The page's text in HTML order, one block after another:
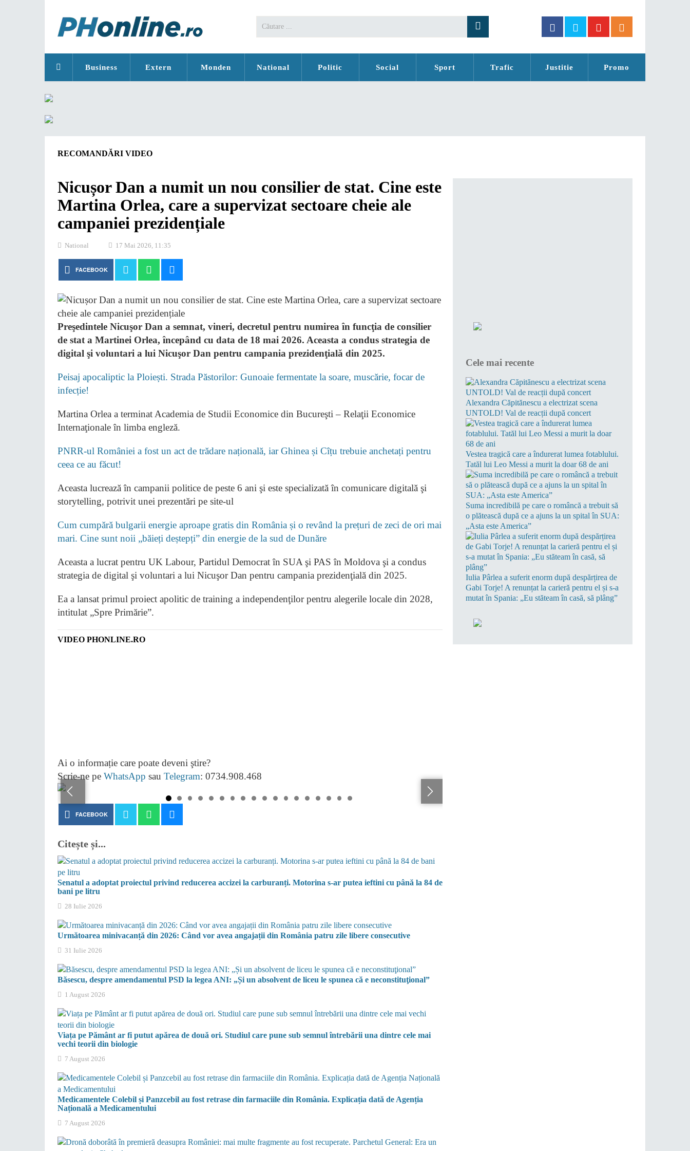
Business Extern Monden National Politic Social Sport Trafic Justitie Promo
RECOMANDĂRI VIDEO
Nicușor Dan a numit un nou consilier de stat. Cine este
Martina Orlea, care a supervizat sectoare cheie ale
campaniei prezidențiale
National 17 Mai 2026, 11:35
FACEBOOK
Preşedintele Nicuşor Dan a semnat, vineri, decretul pentru numirea în funcţia de consilier
de stat a Martinei Orlea, începând cu data de 18 mai 2026. Aceasta a condus strategia de
digital şi voluntari a lui Nicuşor Dan pentru campania prezidenţială din 2025.
Peisaj apocaliptic la Ploiești. Strada Păstorilor: Gunoaie fermentate la soare, muscărie, focar de
infecție!
Martina Orlea a terminat Academia de Studii Economice din Bucureşti – Relaţii Economice
Internaţionale în limba engleză.
PNRR-ul României a fost un act de trădare națională, iar Ghinea și Cîțu trebuie anchetați pentru
ceea ce au făcut!
Aceasta lucrează în campanii politice de peste 6 ani şi este specializată în comunicare digitală şi
storytelling, potrivit unei prezentări pe site-ul
Cum cumpără bulgarii energie aproape gratis din România și o revând la prețuri de zeci de ori mai
mari. Cine sunt noii „băieți deștepți” din energie de la sud de Dunăre
Aceasta a lucrat pentru UK Labour, Partidul Democrat în SUA şi PAS în Moldova şi a condus
strategia de digital şi voluntari a lui Nicuşor Dan pentru campania prezidenţială din 2025.
Ea a lansat primul proiect apolitic de training a independenţilor pentru alegerile locale din 2028,
intitulat „Spre Primărie”.
VIDEO PHONLINE.RO
Ai o informație care poate deveni ştire?
Scrie-ne pe WhatsApp sau Telegram: 0734.908.468
FACEBOOK
Citește și...
Senatul a adoptat proiectul privind reducerea accizei la carburanți. Motorina s-ar putea ieftini cu până la 84 de
bani pe litru
28 Iulie 2026
Următoarea minivacanță din 2026: Când vor avea angajații din România patru zile libere consecutive
31 Iulie 2026
Băsescu, despre amendamentul PSD la legea ANI: „Și un absolvent de liceu le spunea că e neconstituţional”
1 August 2026
Viața pe Pământ ar fi putut apărea de două ori. Studiul care pune sub semnul întrebării una dintre cele mai
vechi teorii din biologie
7 August 2026
Medicamentele Colebil și Panzcebil au fost retrase din farmaciile din România. Explicația dată de Agenția
Națională a Medicamentului
7 August 2026
Cele mai recente
Alexandra Căpitănescu a electrizat scena
UNTOLD! Val de reacții după concert
Vestea tragică care a îndurerat lumea fotablului.
Tatăl lui Leo Messi a murit la doar 68 de ani
Suma incredibilă pe care o româncă a trebuit să
o plătească după ce a ajuns la un spital în SUA:
„Asta este America”
Iulia Pârlea a suferit enorm după despărțirea de
Gabi Torje! A renunțat la carieră pentru el și s-a
mutat în Spania: „Eu stăteam în casă, să plâng”